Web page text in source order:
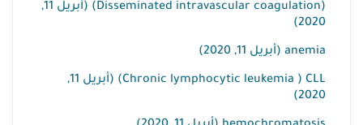
(Disseminated intravascular coagulation) (أبريل 11,
2020)
anemia (أبريل 11, 2020)
Chronic lymphocytic leukemia ) CLL) (أبريل 11,
2020)